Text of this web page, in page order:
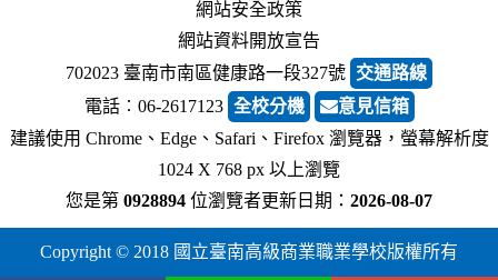
網站安全政策
網站資料開放宣告
702023 臺南市南區健康路一段327號 交通路線
電話︰06-2617123 全校分機
意見信箱
建議使用 Chrome、Edge、Safari、Firefox 瀏覽器，螢幕解析度
1024 X 768 px 以上瀏覽
您是第 0928894 位瀏覽者更新日期： 2026-08-07
Copyright © 2018 國立臺南高級商業職業學校版權所有